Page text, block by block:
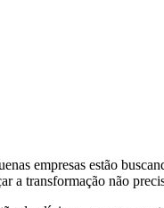
empresas estão
a transformação não